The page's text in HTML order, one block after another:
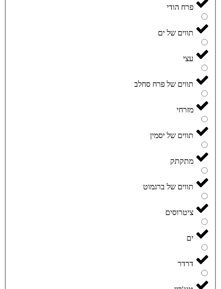
פרח הודי
תווים של ים
עצי
תווים של פרח סחלב
מזרחי
תווים של יסמין
מתקתק
תווים של ברגמוט
ציטרוסים
ים
דרדר